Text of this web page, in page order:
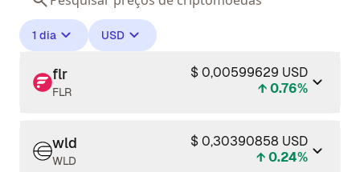
1 dia USD
flr
FLR
$ 0,00599629 USD
↑ 0.76%
wld
WLD
$ 0,30390858 USD
↑ 0.24%